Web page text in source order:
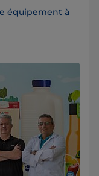
équipement à